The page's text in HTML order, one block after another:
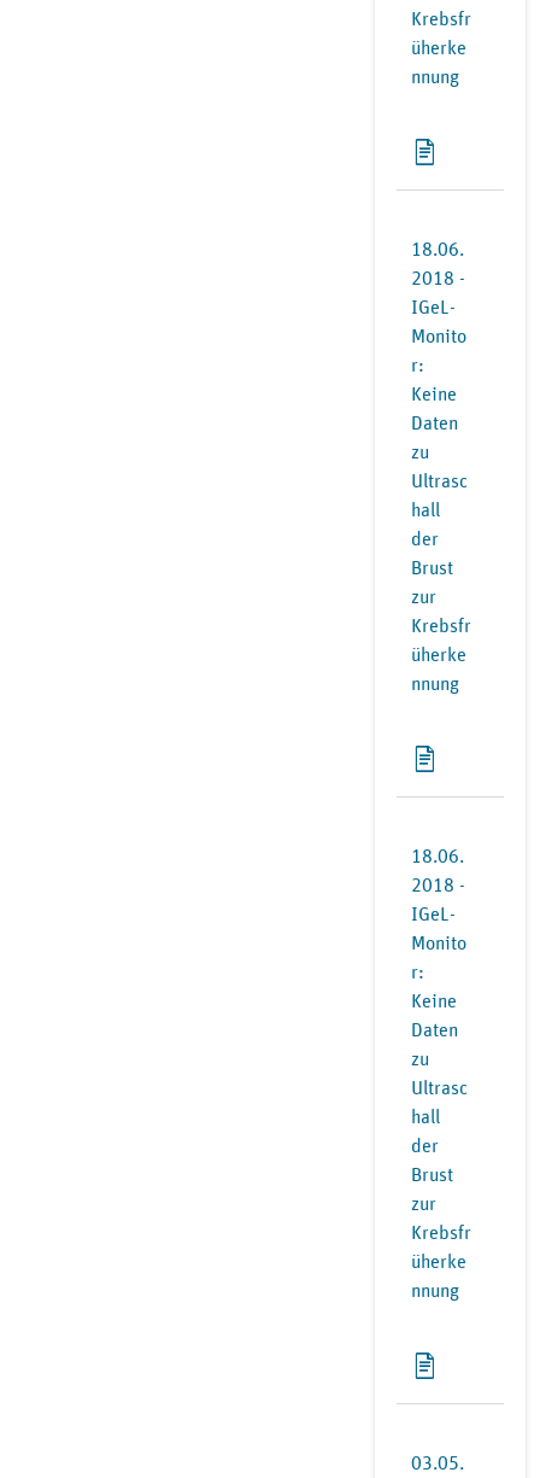
Krebsfr
üherke
nnung
18.06.
2018 -
IGeL-
Monito
r:
Keine
Daten
zu
Ultrasc
hall
der
Brust
zur
Krebsfr
üherke
nnung
18.06.
2018 -
IGeL-
Monito
r:
Keine
Daten
zu
Ultrasc
hall
der
Brust
zur
Krebsfr
üherke
nnung
03.05.